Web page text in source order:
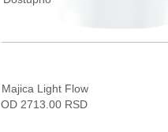
Majica Light Flow
OD 2713.00 RSD